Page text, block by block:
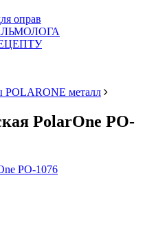
оправ
POLARONE металл
PolarOne PO-